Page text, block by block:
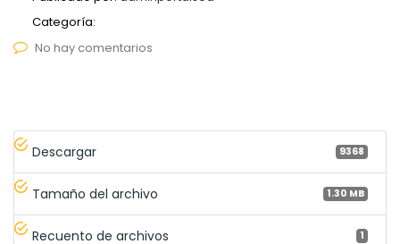
Categoría:
No hay comentarios
Descargar 9368
Tamaño del archivo 1.30 MB
Recuento de archivos 1